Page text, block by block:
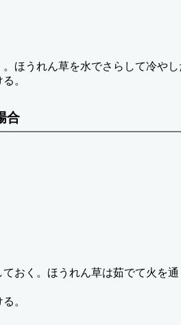
ほうれん草を水でさらして冷や
。
合
おく。ほうれん草は茹でて火を
。